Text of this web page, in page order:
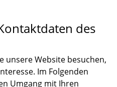
des
unsere Website besuchen,
Im Folgenden
Umgang mit Ihren